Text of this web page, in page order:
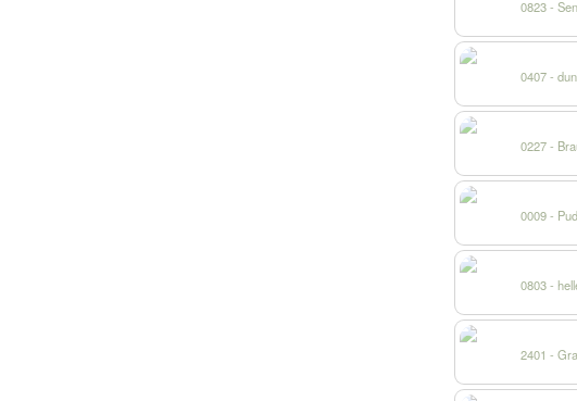
0823 -
0407 -
0227 -
0009 -
0803 -
2401 -